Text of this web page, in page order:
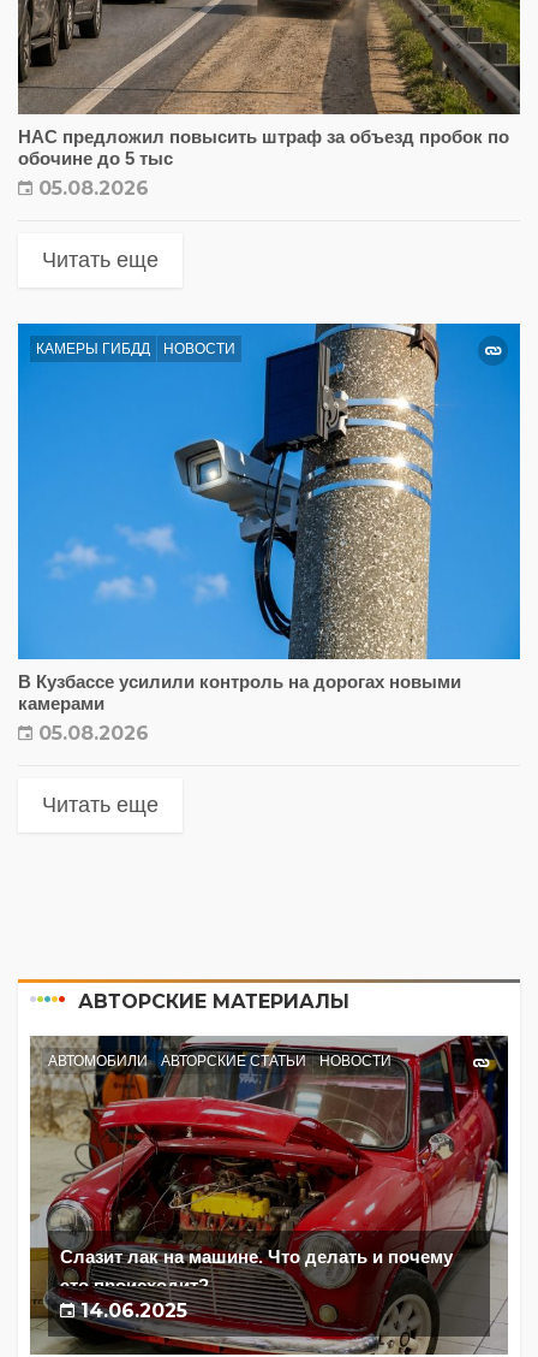
НАС предложил повысить штраф за объезд пробок по
обочине до 5 тыс
05.08.2026
Читать еще
КАМЕРЫ ГИБДД НОВОСТИ
В Кузбассе усилили контроль на дорогах новыми
камерами
05.08.2026
Читать еще
АВТОРСКИЕ МАТЕРИАЛЫ
АВТОМОБИЛИ АВТОРСКИЕ СТАТЬИ НОВОСТИ
Слазит лак на машине. Что делать и почему
это происходит?
14.06.2025